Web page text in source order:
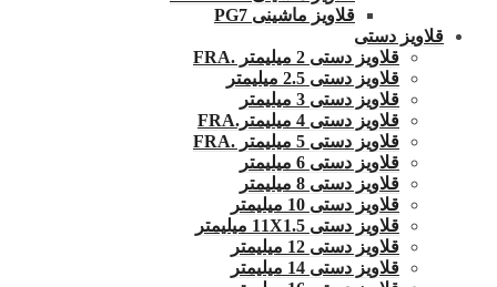
قلاویز ماشینی PG7
قلاویز دستی
قلاویز دستی 2 میلیمتر .FRA
قلاویز دستی 2.5 میلیمتر
قلاویز دستی 3 میلیمتر
قلاویز دستی 4 میلیمتر.FRA
قلاویز دستی 5 میلیمتر .FRA
قلاویز دستی 6 میلیمتر
قلاویز دستی 8 میلیمتر
قلاویز دستی 10 میلیمتر
قلاویز دستی 11X1.5 میلیمتر
قلاویز دستی 12 میلیمتر
قلاویز دستی 14 میلیمتر